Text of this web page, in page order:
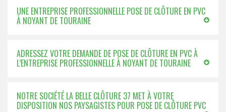
UNE ENTREPRISE PROFESSIONNELLE POSE DE CLÔTURE EN PVC
À NOYANT DE TOURAINE
ADRESSEZ VOTRE DEMANDE DE POSE DE CLÔTURE EN PVC À
L’ENTREPRISE PROFESSIONNELLE À NOYANT DE TOURAINE
NOTRE SOCIÉTÉ LA BELLE CLÔTURE 37 MET À VOTRE
DISPOSITION NOS PAYSAGISTES POUR POSE DE CLÔTURE PVC